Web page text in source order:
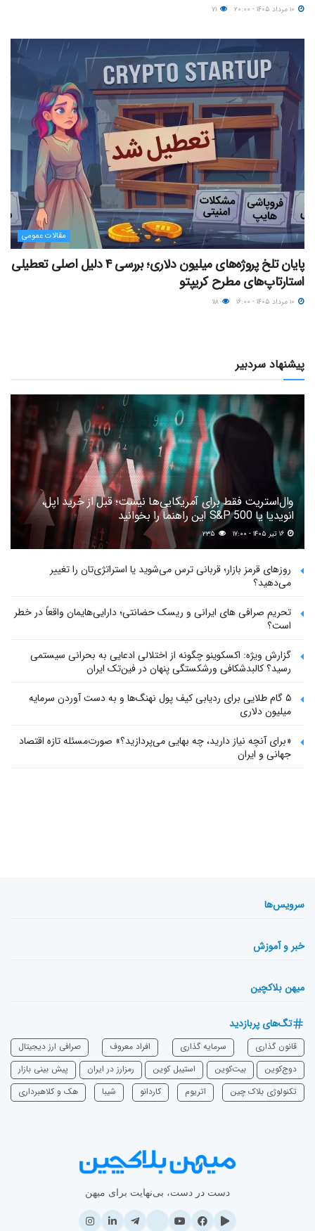
مقالات عمومی
پایان تلخ پروژه‌های میلیون دلاری؛ بررسی ۴ دلیل اصلی تعطیلی
استارتاپ‌های مطرح کریپتو
پیشنهاد سردبیر
وال‌استریت فقط برای آمریکایی‌ها نیست؛ قبل از خرید اپل،
انویدیا یا S&P 500 این راهنما را بخوانید
۲۳۵
روزهای قرمز بازار؛ قربانی ترس می‌شوید یا استراتژی‌تان را تغییر
می‌دهید؟
تحریم صرافی های ایرانی و ریسک حضانتی؛ دارایی‌هایمان واقعاً در خطر
است؟
گزارش ویژه: اکسکوینو چگونه از اختلالی ادعایی به بحرانی سیستمی
رسید؟ کالبدشکافی ورشکستگی پنهان در فین‌تک ایران
۵ گام طلایی برای ردیابی کیف پول‌ نهنگ‌ها و به دست آوردن سرمایه
میلیون دلاری
«برای آنچه نیاز دارید، چه بهایی می‌پردازید؟» صورت‌مسئله تازه اقتصاد
جهانی و ایران
سرویس‌ها
خبر و آموزش
میهن بلاکچین
تگ‌های پربازدید
قانون گذاری سرمایه‌ گذاری افراد معروف
صرافی ارز دیجیتال
دوج‌کوین
بیت‌کوین استیبل کوین رمزارز در ایران
پیش بینی بازار
تکنولوژی بلاک چین
اتریوم ‌کاردانو شیبا هک و کلاهبرداری
دست در دست، بی‌نهایت برای میهن